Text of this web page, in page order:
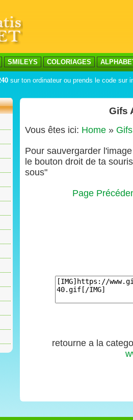
SMILEYS COLORIAGES
sur ton ordinateur ou prends le code sur
Gifs
Vous êtes ici: Home »
Pour sauvergarder
le bouton droit de ta
sous"
Page
retourne a la